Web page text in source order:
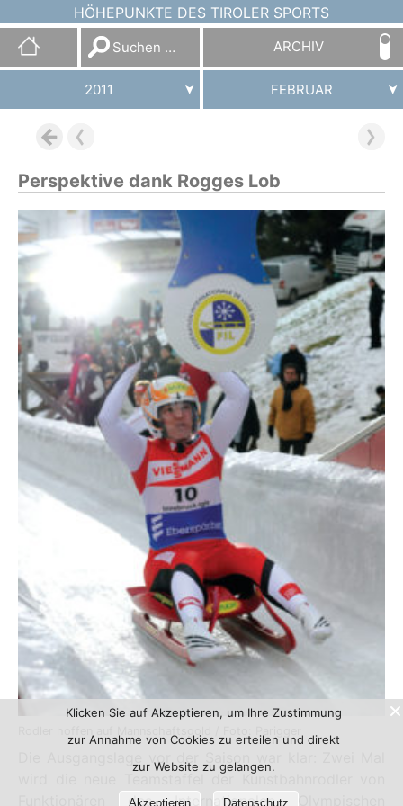
HÖHEPUNKTE DES TIROLER SPORTS
Suchen
nach:
ARCHIV
2011 FEBRUAR
Perspektive dank Rogges Lob
Die Ausgangslage vor der Saison war klar: Zwei Mal
wird die neue Teamstaffel der Kunstbahnrodler von
Funktionären des Internationalen Olympischen
Klicken Sie auf Akzeptieren, um Ihre Zustimmung
zur Annahme von Cookies zu erteilen und direkt
zur Website zu gelangen.
Akzeptieren Datenschutz